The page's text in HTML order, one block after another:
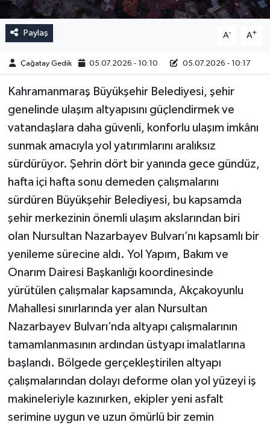
Paylaş A- A+
Çağatay Gedik 05.07.2026 - 10:10 05.07.2026 - 10:17
Kahramanmaraş Büyükşehir Belediyesi, şehir
genelinde ulaşım altyapısını güçlendirmek ve
vatandaşlara daha güvenli, konforlu ulaşım imkânı
sunmak amacıyla yol yatırımlarını aralıksız
sürdürüyor. Şehrin dört bir yanında gece gündüz,
hafta içi hafta sonu demeden çalışmalarını
sürdüren Büyükşehir Belediyesi, bu kapsamda
şehir merkezinin önemli ulaşım akslarından biri
olan Nursultan Nazarbayev Bulvarı’nı kapsamlı bir
yenileme sürecine aldı. Yol Yapım, Bakım ve
Onarım Dairesi Başkanlığı koordinesinde
yürütülen çalışmalar kapsamında, Akçakoyunlu
Mahallesi sınırlarında yer alan Nursultan
Nazarbayev Bulvarı’nda altyapı çalışmalarının
tamamlanmasının ardından üstyapı imalatlarına
başlandı. Bölgede gerçekleştirilen altyapı
çalışmalarından dolayı deforme olan yol yüzeyi iş
makineleriyle kazınırken, ekipler yeni asfalt
serimine uygun ve uzun ömürlü bir zemin